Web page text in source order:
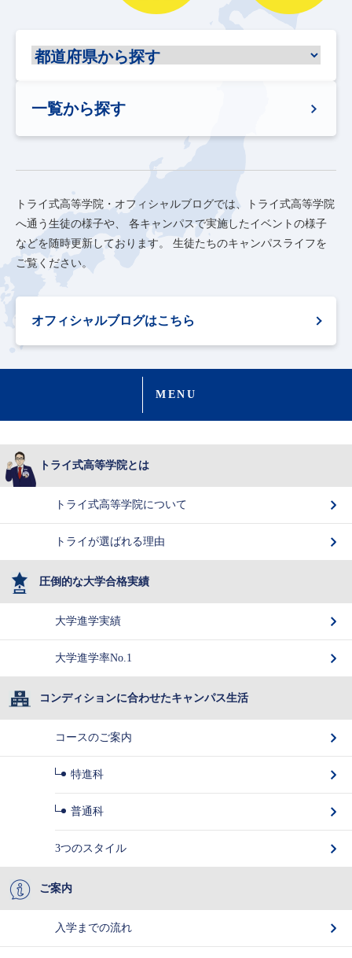
一覧から探す
トライ式高等学院・オフィシャルブログでは、トライ式高等学院
へ通う生徒の様子や、
各キャンパスで実施したイベントの様子
などを随時更新しております。
生徒たちのキャンパスライフを
ご覧ください。
オフィシャルブログはこちら
MENU
トライ式高等学院とは
トライ式高等学院について
トライが選ばれる理由
圧倒的な大学合格実績
大学進学実績
大学進学率No.1
コンディションに合わせたキャンパス生活
コースのご案内
特進科
普通科
3つのスタイル
ご案内
入学までの流れ